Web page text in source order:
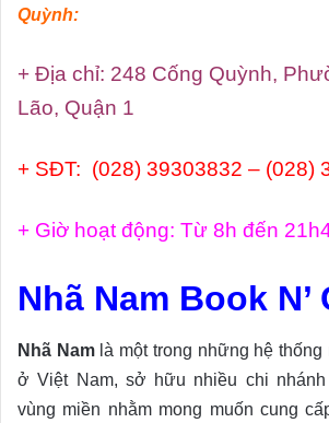
Quỳnh:
+ Địa chỉ: 248 Cống Quỳnh,
Lão, Quận 1
+ SĐT: (028) 39303832 – (028)
+ Giờ hoạt động: Từ 8h đến
Nhã Nam Book N’
Nhã Namlà một trong những hệ thống
ở Việt Nam, sở hữu nhiều chi
vùng miền nhằm mong muốn cung